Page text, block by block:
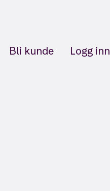
Bli kunde Logg inn